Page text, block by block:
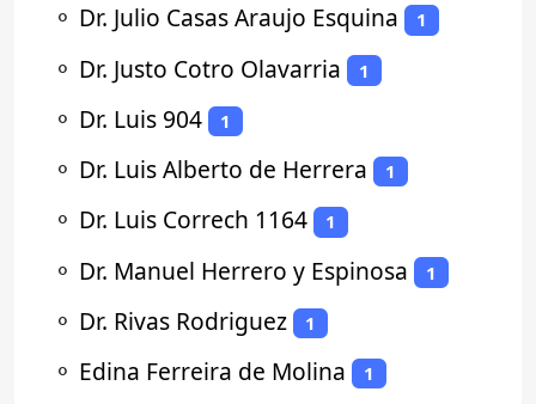
⚬ Dr. Julio Casas Araujo Esquina 1
⚬ Dr. Justo Cotro Olavarria 1
⚬ Dr. Luis 904 1
⚬ Dr. Luis Alberto de Herrera 1
⚬ Dr. Luis Correch 1164 1
⚬ Dr. Manuel Herrero y Espinosa 1
⚬ Dr. Rivas Rodriguez 1
⚬ Edina Ferreira de Molina 1